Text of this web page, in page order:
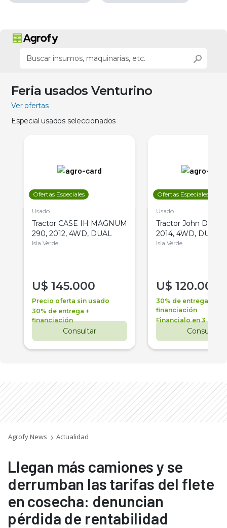
Feria usados Venturino
Ver ofertas
Especial usados seleccionados
Ofertas Especiales
Usado
Tractor CASE IH MAGNUM
290, 2012, 4WD, DUAL
Isla Verde
U$ 145.000
Precio oferta sin usado
30% de entrega +
financiación
Consultar
Ofertas Especiales
Usado
Tractor John Deere
2014, 4WD, DUAL
Isla Verde
U$ 120.000
30% de entrega +
financiación
Financialo en 3 años
Consultar
Agrofy News Actualidad
Llegan más camiones y se
derrumban las tarifas del flete
en cosecha: denuncian
pérdida de rentabilidad